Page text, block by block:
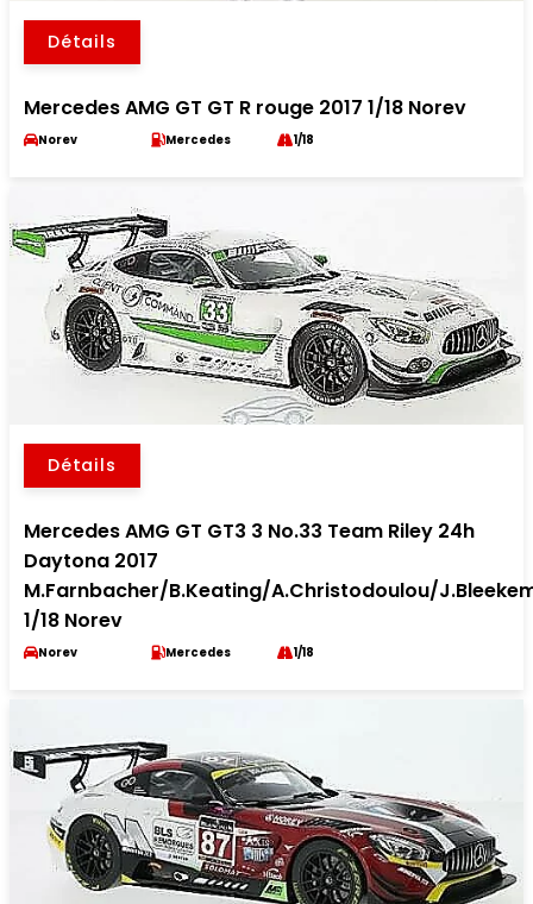
Détails
Mercedes AMG GT GT R rouge 2017 1/18 Norev
Norev Mercedes 1/18
Détails
Mercedes AMG GT GT3 3 No.33 Team Riley 24h
Daytona 2017
M.Farnbacher/B.Keating/A.Christodoulou/
1/18 Norev
Norev Mercedes 1/18